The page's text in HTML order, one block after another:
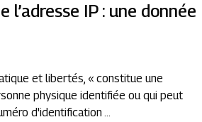
IP : une donnée
et libertés, « constitue une
physique identifiée ou qui peut
d'identification ...